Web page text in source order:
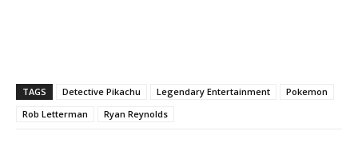
TAGS Detective Pikachu Legendary Entertainment
Pokemon
Rob Letterman
Ryan Reynolds